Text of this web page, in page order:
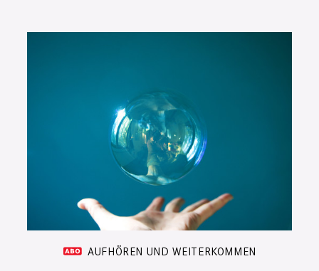
AUFHÖREN UND WEITERKOMMEN